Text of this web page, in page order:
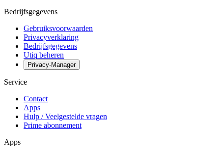
Bedrijfsgegevens
Gebruiksvoorwaarden
Privacyverklaring
Bedrijfsgegevens
Utiq beheren
Privacy-Manager
Service
Contact
Apps
Hulp / Veelgestelde vragen
Prime abonnement
Apps